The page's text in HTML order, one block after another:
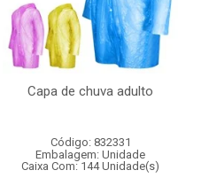
Capa de chuva adulto
Código: 832331
Embalagem: Unidade
Caixa Com: 144 Unidade(s)